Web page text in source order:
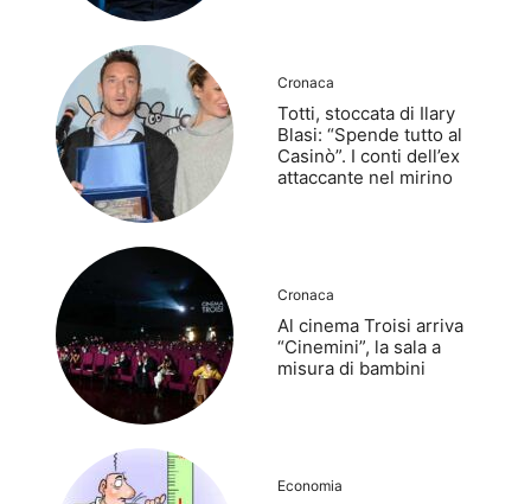
Cronaca
Totti, stoccata di Ilary
Blasi: “Spende tutto al
Casinò”. I conti dell’ex
attaccante nel mirino
Cronaca
Al cinema Troisi arriva
“Cinemini”, la sala a
misura di bambini
Economia